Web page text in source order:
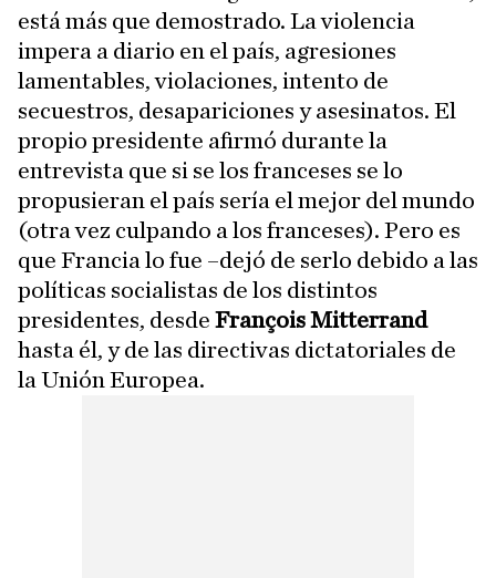
está más que demostrado. La violencia
impera a diario en el país, agresiones
lamentables, violaciones, intento de
secuestros, desapariciones y asesinatos. El
propio presidente afirmó durante la
entrevista que si se los franceses se lo
propusieran el país sería el mejor del mundo
(otra vez culpando a los franceses). Pero es
que Francia lo fue –dejó de serlo debido a las
políticas socialistas de los distintos
presidentes, desde François Mitterrand
hasta él, y de las directivas dictatoriales de
la Unión Europea.